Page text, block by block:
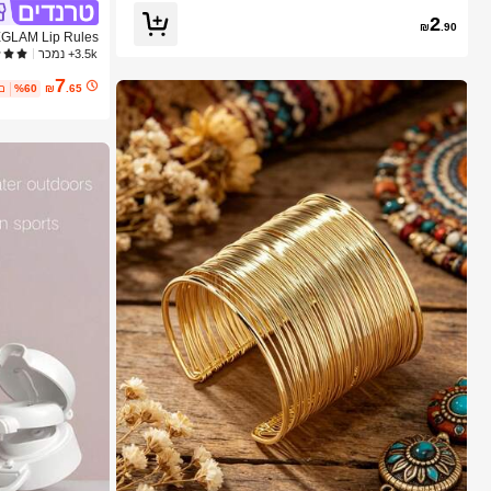
₪2.90
יופי קוסמטיקה
3.5k+ נמכר
₪7 .65
%60